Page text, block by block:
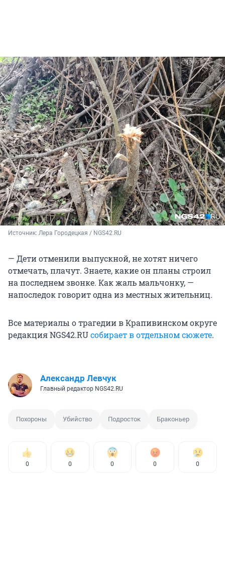
Источник: Лера Городецкая / NGS42.RU
— Дети отменили выпускной, не хотят ничего
отмечать, плачут. Знаете, какие он планы строил
на последнем звонке. Как жаль мальчонку, —
напоследок говорит одна из местных жительниц.
Все материалы о трагедии в Крапивинском округе
редакция NGS42.RUсобирает в отдельном сюжете.
Александр Левчук
Главный редактор NGS42.RU
Похороны Убийство Подросток Браконьер
0 0 0 0 0